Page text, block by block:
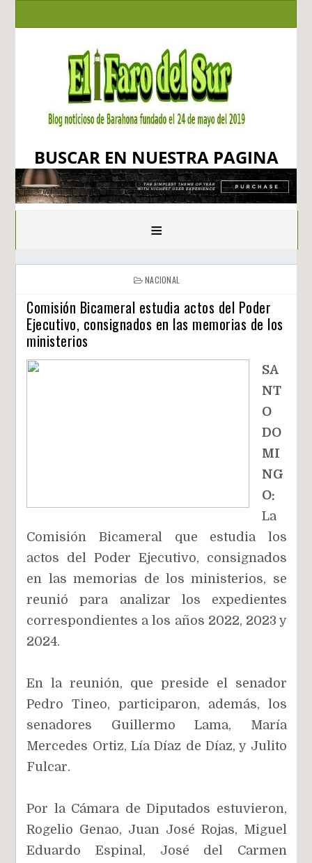
BUSCAR EN NUESTRA PAGINA
≡
NACIONAL
Comisión Bicameral estudia actos del Poder
Ejecutivo, consignados en las memorias de los
ministerios
SA
NT
O
DO
MI
NG
O:
La
Comisión Bicameral que estudia los
actos del Poder Ejecutivo, consignados
en las memorias de los ministerios, se
reunió para analizar los expedientes
correspondientes a los años 2022, 2023 y
2024.
En la reunión, que preside el senador
Pedro Tineo, participaron, además, los
senadores Guillermo Lama, María
Mercedes Ortiz, Lía Díaz de Díaz, y Julito
Fulcar.
Por la Cámara de Diputados estuvieron,
Rogelio Genao, Juan José Rojas, Miguel
Eduardo Espinal, José del Carmen